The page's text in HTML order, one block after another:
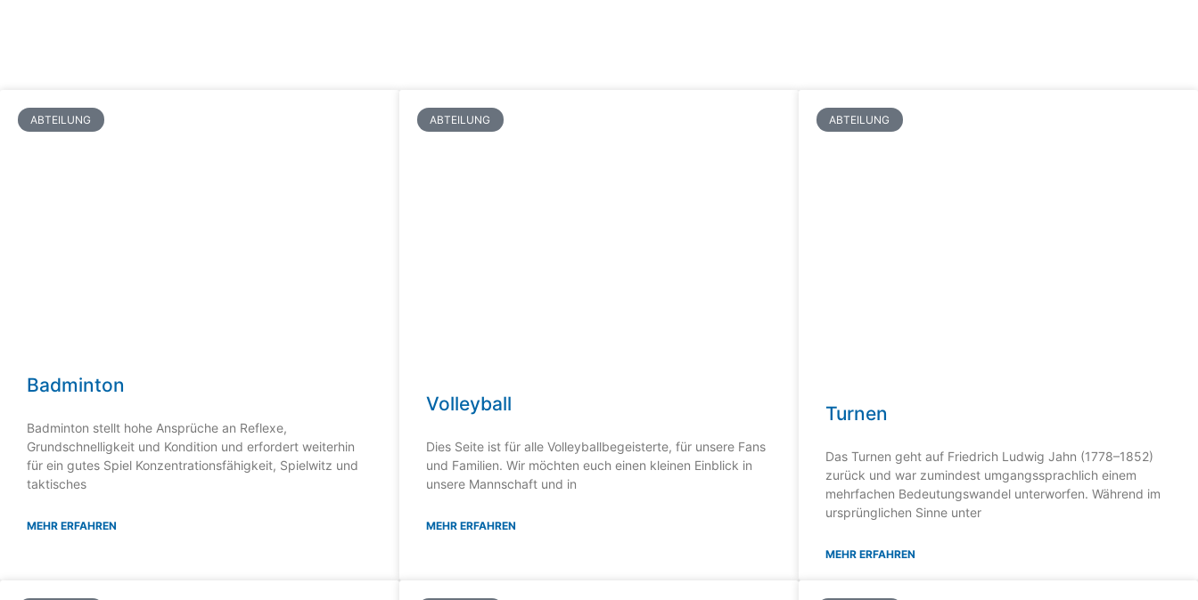
ABTEILUNG
Badminton
Badminton stellt hohe Ansprüche an Reflexe,
Grundschnelligkeit und Kondition und erfordert weiterhin
für ein gutes Spiel Konzentrationsfähigkeit, Spielwitz und
taktisches
MEHR ERFAHREN
ABTEILUNG
Volleyball
Dies Seite ist für alle Volleyballbegeisterte, für unsere Fans
und Familien. Wir möchten euch einen kleinen Einblick in
unsere Mannschaft und in
MEHR ERFAHREN
ABTEILUNG
Turnen
Das Turnen geht auf Friedrich Ludwig Jahn (1778–1852)
zurück und war zumindest umgangssprachlich einem
mehrfachen Bedeutungswandel unterworfen. Während im
ursprünglichen Sinne unter
MEHR ERFAHREN